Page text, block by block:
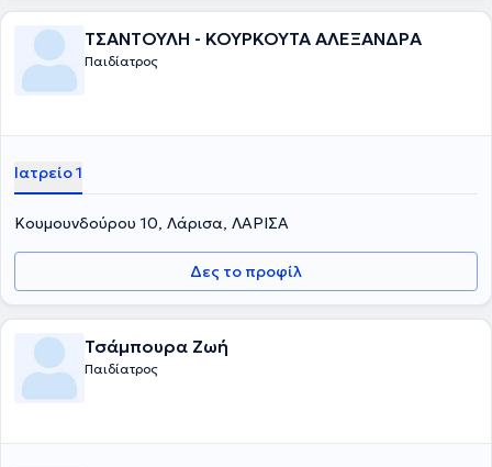
ΤΣΑΝΤΟΥΛΗ - ΚΟΥΡΚΟΥΤΑ ΑΛΕΞΑΝΔΡΑ
Παιδίατρος
Ιατρείο 1
Κουμουνδούρου 10, Λάρισα, ΛΑΡΙΣΑ
Δες το προφίλ
Τσάμπουρα Ζωή
Παιδίατρος